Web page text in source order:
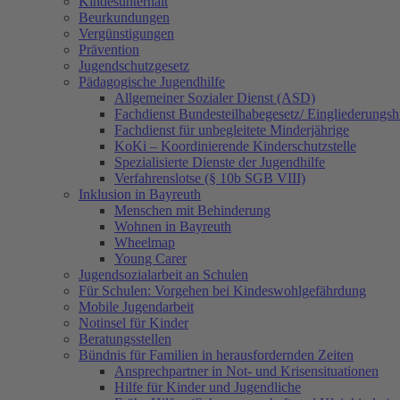
Beurkundungen
Vergünstigungen
Prävention
Jugendschutzgesetz
Pädagogische Jugendhilfe
Allgemeiner Sozialer Dienst (ASD)
Fachdienst Bundesteilhabegesetz/
Fachdienst für unbegleitete Minderjährige
KoKi – Koordinierende Kinderschutzstelle
Spezialisierte Dienste der Jugendhilfe
Verfahrenslotse (§ 10b SGB VIII)
Inklusion in Bayreuth
Menschen mit Behinderung
Wohnen in Bayreuth
Wheelmap
Young Carer
Jugendsozialarbeit an Schulen
Für Schulen: Vorgehen bei Kindeswohlgefährdung
Mobile Jugendarbeit
Notinsel für Kinder
Beratungsstellen
Bündnis für Familien in herausfordernden Zeiten
Ansprechpartner in Not- und Krisensituationen
Hilfe für Kinder und Jugendliche